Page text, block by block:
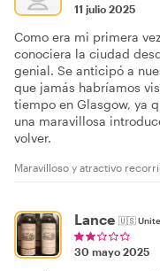
11 julio 2025
Como era mi primera
conociera la ciudad
genial. Se anticipó a
que jamás habríamos
tiempo en Glasgow, ya
una maravillosa
volver.
Maravilloso y atractivo
Lance 🇺🇸
30 mayo 2025